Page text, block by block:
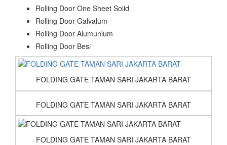
Rolling Door One Sheet Solid
Rolling Door Galvalum
Rolling Door Alumunium
Rolling Door Besi
FOLDING GATE TAMAN SARI JAKARTA BARAT
FOLDING GATE TAMAN SARI JAKARTA BARAT
FOLDING GATE TAMAN SARI JAKARTA BARAT